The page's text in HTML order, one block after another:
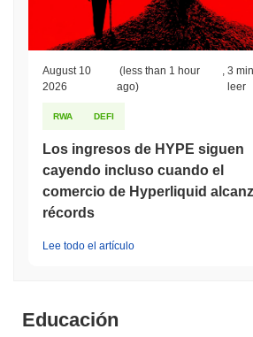
August 10
2026
(less than 1 hour
ago)
,3 min
leer
RWA DEFI
Los ingresos de HYPE siguen
cayendo incluso cuando el
comercio de Hyperliquid
récords
Lee todo el artículo
Educación